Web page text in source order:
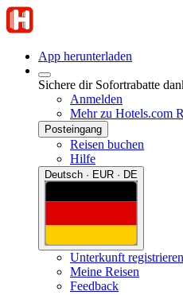
App herunterladen
Sichere dir Sofortrabatte
Anmelden
Mehr zu Hotels.com
Posteingang
Reisen buchen
Hilfe
Deutsch · EUR · DE
Unterkunft registrieren
Meine Reisen
Feedback